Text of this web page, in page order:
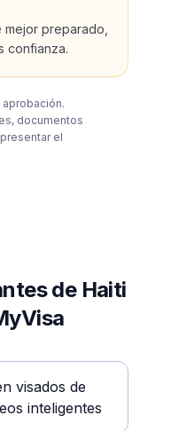
preparado,
confianza.
documentos
el
de Haiti
visados de
inteligentes